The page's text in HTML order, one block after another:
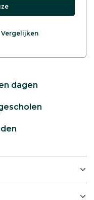
Vergelijken
dagen